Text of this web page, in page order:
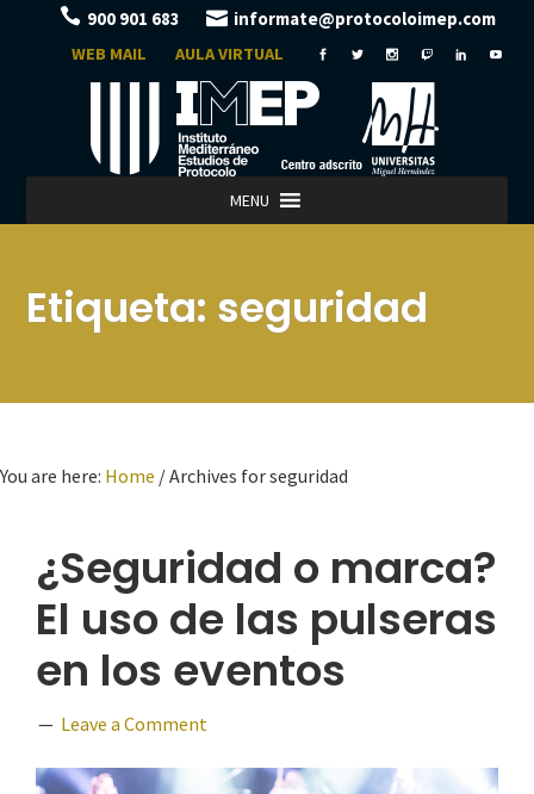
900 901 683 informate@protocoloimep.com
WEB MAIL AULA VIRTUAL
MENU
Etiqueta: seguridad
You are here: Home /Archives for seguridad
¿Seguridad o marca?
El uso de las pulseras
en los eventos
Leave a Comment